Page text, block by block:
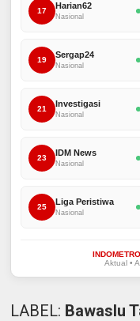
17
Harian62
Nasional
19
Sergap24
Nasional
21
Investigasi
Nasional
23
IDM News
Nasional
25
Liga Peristiwa
Nasional
Aktual •
LABEL: Bawaslu